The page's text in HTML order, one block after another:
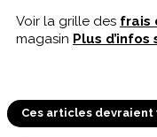
Voir la grille des frais
magasin Plus
Ces articles devraient